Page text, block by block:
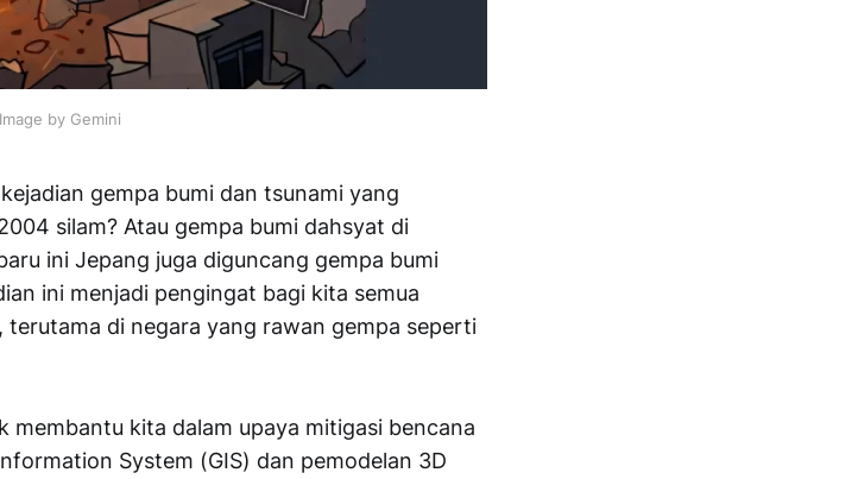
Image by Gemini
gempa bumi dan tsunami yang
silam? Atau gempa bumi dahsyat di
ini Jepang juga diguncang gempa bumi
ini menjadi pengingat bagi kita semua
di negara yang rawan gempa seperti
kita dalam upaya mitigasi bencana
System (GIS) dan pemodelan 3D